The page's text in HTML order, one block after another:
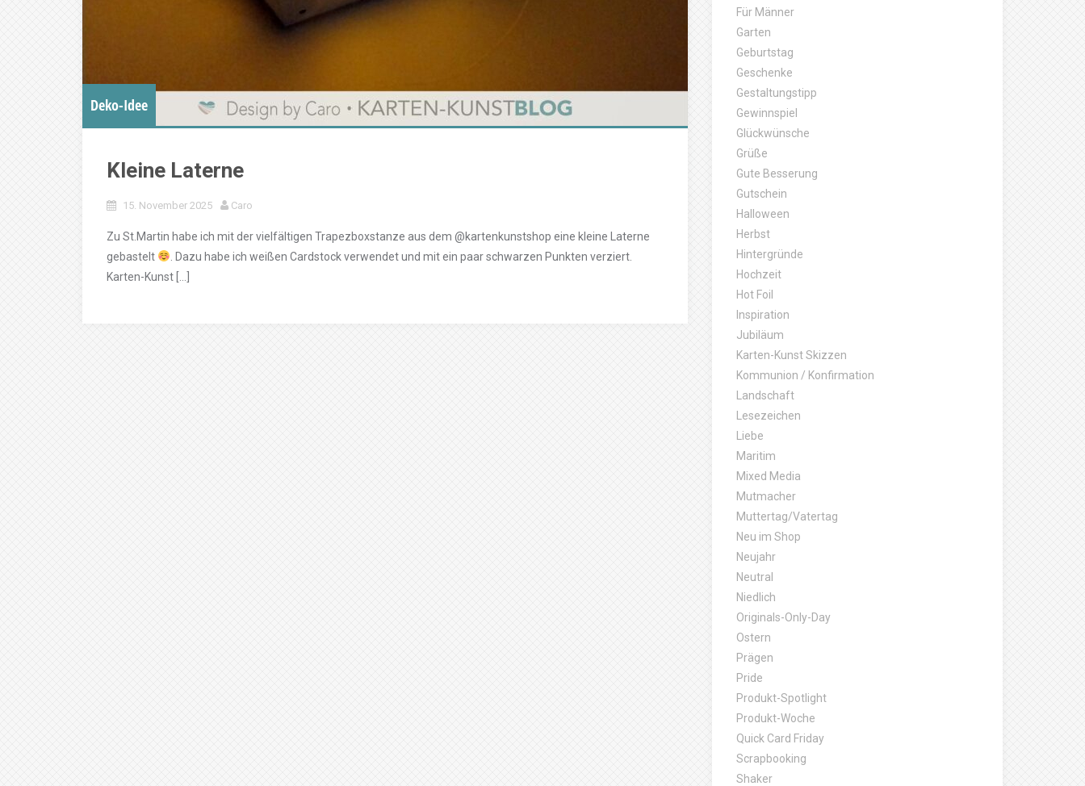
Deko-Idee
Kleine Laterne
15. November 2025 Caro
Zu St.Martin habe ich mit der vielfältigen Trapezboxstanze aus dem @kartenkunstshop eine kleine Laterne
gebastelt
. Dazu habe ich weißen Cardstock verwendet und mit ein paar schwarzen Punkten verziert.
Karten-Kunst […]
Für Männer
Garten
Geburtstag
Geschenke
Gestaltungstipp
Gewinnspiel
Glückwünsche
Grüße
Gute Besserung
Gutschein
Halloween
Herbst
Hintergründe
Hochzeit
Hot Foil
Inspiration
Jubiläum
Karten-Kunst Skizzen
Kommunion / Konfirmation
Landschaft
Lesezeichen
Liebe
Maritim
Mixed Media
Mutmacher
Muttertag/Vatertag
Neu im Shop
Neujahr
Neutral
Niedlich
Originals-Only-Day
Ostern
Prägen
Pride
Produkt-Spotlight
Produkt-Woche
Quick Card Friday
Scrapbooking
Shaker